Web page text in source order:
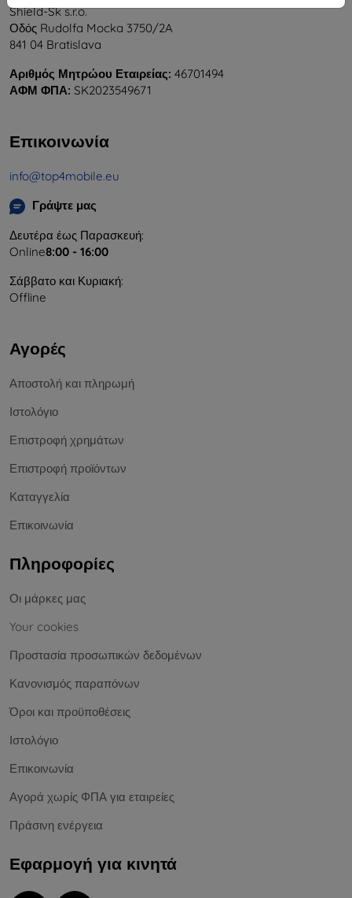
Shield-Sk s.r.o.
Οδός Rudolfa Mocka 3750/2A
841 04 Bratislava
Αριθμός Μητρώου Εταιρείας: 46701494
ΑΦΜ ΦΠΑ: SK2023549671
Επικοινωνία
info@top4mobile.eu
Γράψτε μας
Δευτέρα έως Παρασκευή:
Online8:00 - 16:00
Σάββατο και Κυριακή:
Offline
Αγορές
Αποστολή και πληρωμή
Ιστολόγιο
Επιστροφή χρημάτων
Επιστροφή προϊόντων
Καταγγελία
Επικοινωνία
Πληροφορίες
Οι μάρκες μας
Your cookies
Προστασία προσωπικών δεδομένων
Κανονισμός παραπόνων
Όροι και προϋποθέσεις
Ιστολόγιο
Επικοινωνία
Αγορά χωρίς ΦΠΑ για εταιρείες
Πράσινη ενέργεια
Εφαρμογή για κινητά